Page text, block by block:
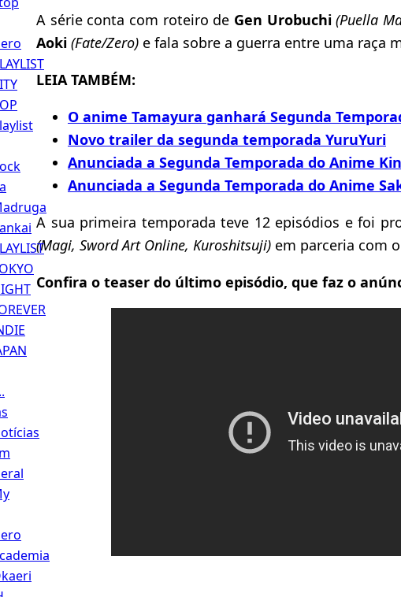
A série conta com roteiro de Gen Urobuchi (Puella
Aoki (Fate/Zero) e fala sobre a guerra entre uma raça
LEIA TAMBÉM:
O anime Tamayura ganhará Segunda
Novo trailer da segunda temporada YuruYuri
Anunciada a Segunda Temporada do Anime
Anunciada a Segunda Temporada do Anime
A sua primeira temporada teve 12 episódios e foi
(Magi, Sword Art Online, Kuroshitsuji) em parceria com
Confira o teaser do último episódio, que faz o